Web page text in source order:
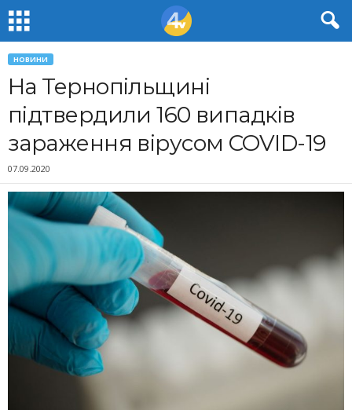
НОВИНИ
На Тернопільщині
підтвердили 160 випадків
зараження вірусом COVID-19
07.09.2020